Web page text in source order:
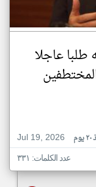
عاجلا
Jul 19, 2026
عدد الكلمات: ٣٣١